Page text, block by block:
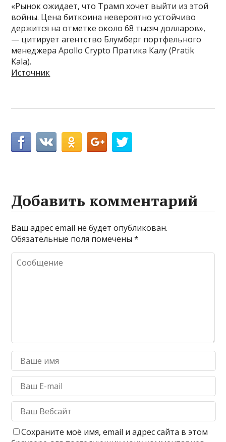
«Рынок ожидает, что Трамп хочет выйти из этой
войны. Цена биткоина невероятно устойчиво
держится на отметке около 68 тысяч долларов»,
— цитирует агентство Блумберг портфельного
менеджера Apollo Crypto Пратика Калу (Pratik
Kala).
Источник
Добавить комментарий
Ваш адрес email не будет опубликован.
Обязательные поля помечены*
Сохраните моё имя, email и адрес сайта в этом